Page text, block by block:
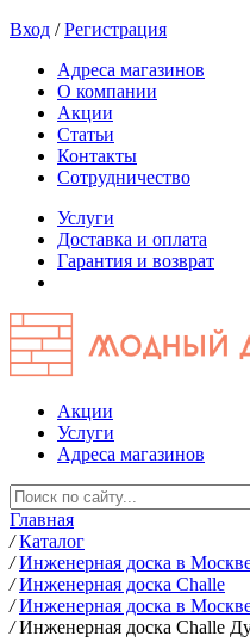
Вход /Регистрация
Адреса магазинов
О компании
Акции
Статьи
Контакты
Сотрудничество
Услуги
Доставка и оплата
Гарантия и возврат
Акции
Услуги
Адреса магазинов
Главная
/ Каталог
/ Инженерная доска в
/ Инженерная доска Challe
/ Инженерная доска в
/ Инженерная доска Challe